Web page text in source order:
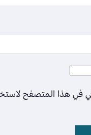
في هذا المتصفح